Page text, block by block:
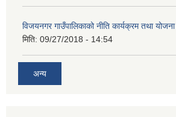
विजयनगर गाउँपालिकाको नीति कार्यक्रम तथा
मिति: 09/27/2018 - 14:54
अन्य